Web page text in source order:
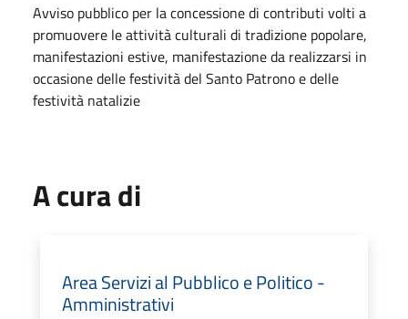
Avviso pubblico per la concessione di contributi volti a
promuovere le attività culturali di tradizione popolare,
manifestazioni estive, manifestazione da realizzarsi in
occasione delle festività del Santo Patrono e delle
festività natalizie
A cura di
Area Servizi al Pubblico e Politico -
Amministrativi